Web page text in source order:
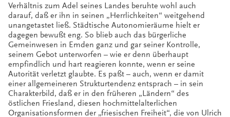
Verhältnis zum Adel seines Landes beruhte wohl auch
darauf, daß er ihn in seinen „Herrlichkeiten“ weitgehend
unangetastet ließ. Städtische Autonomieräume hielt er
dagegen bewußt eng. So blieb auch das bürgerliche
Gemeinwesen in Emden ganz und gar seiner Kontrolle,
seinem Gebot unterworfen – wie er denn überhaupt
empfindlich und hart reagieren konnte, wenn er seine
Autorität verletzt glaubte. Es paßt – auch, wenn er damit
einer allgemeineren Strukturtendenz entsprach – in sein
Charakterbild, daß er in den früheren „Ländern“ des
östlichen Friesland, diesen hochmittelalterlichen
Organisationsformen der „friesischen Freiheit“, die von Ulrich